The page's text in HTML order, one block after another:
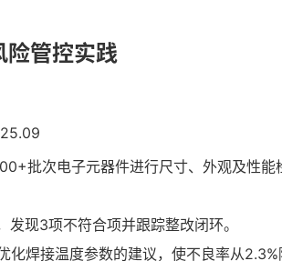
险管控实践
批次电子元器件进行尺寸、外观及性
现3项不符合项并跟踪整改闭环。
焊接温度参数的建议，使不良率从2.3%